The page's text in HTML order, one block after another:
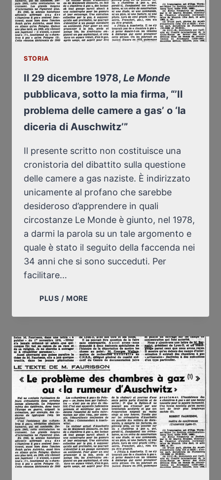
STORIA
Il 29 dicembre 1978, Le Monde
pubblicava, sotto la mia firma, “’Il
problema delle camere a gas’ o ‘la
diceria di Auschwitz’”
Il presente scritto non costituisce una
cronistoria del dibattito sulla questione
delle camere a gas naziste. È indirizzato
unicamente al profano che sarebbe
desideroso d’apprendere in quali
circostanze Le Monde è giunto, nel 1978,
a darmi la parola su un tale argomento e
quale è stato il seguito della faccenda nei
34 anni che si sono succeduti. Per
facilitare…
PLUS / MORE
DICEMBRE
LE
MONDE
PUBBLICAVA,
SOTTO
LA
MIA
FIRMA,
“’IL
PROBLEMA
DELLE
CAMERE
A